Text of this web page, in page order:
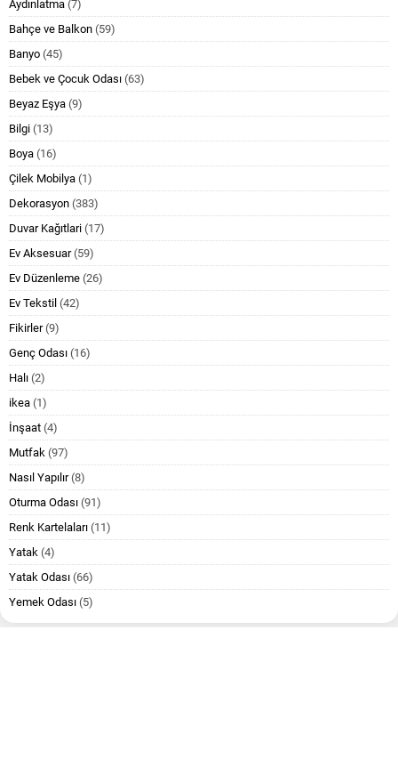
Aydınlatma (7)
Bahçe ve Balkon (59)
Banyo (45)
Bebek ve Çocuk Odası (63)
Beyaz Eşya (9)
Bilgi (13)
Boya (16)
Çilek Mobilya (1)
Dekorasyon (383)
Duvar Kağıtlari (17)
Ev Aksesuar(59)
Ev Düzenleme (26)
Ev Tekstil (42)
Fikirler(9)
Genç Odası (16)
Halı (2)
ikea (1)
İnşaat (4)
Mutfak (97)
Nasıl Yapılır(8)
Oturma Odası (91)
Renk Kartelaları (11)
Yatak (4)
Yatak Odası (66)
Yemek Odası (5)